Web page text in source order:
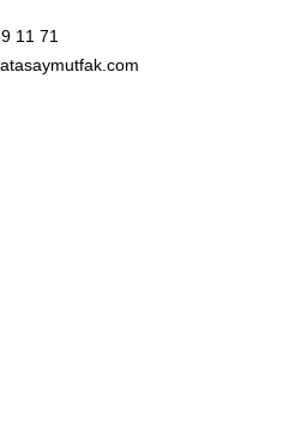
11 71